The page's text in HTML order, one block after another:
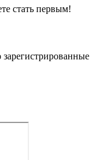
стать первым!